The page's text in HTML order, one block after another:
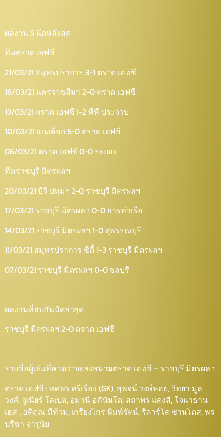
ผลงาน 5 นัดหลังสุด
ทีมตราด เอฟซี
21/03/21 สมุทรปราการ 3-1 ตราด เอฟซี
18/03/21 นครราชสีมา 2-0 ตราด เอฟซี
13/03/21 ตราด เอฟซี 1-2 พีที ประจวบ
10/03/21 แบงค็อก 5-0 ตราด เอฟซี
06/03/21 ตราด เอฟซี 0-0 ระยอง
ทีมราชบุรี มิตรผลฯ
20/03/21 บีจี ปทุมฯ 2-0 ราชบุรี มิตรผลฯ
17/03/21 ราชบุรี มิตรผลฯ 0-0 การท่าเรือ
14/03/21 ราชบุรี มิตรผลฯ 1-0 สุพรรณบุรี
11/03/21 สมุทรปราการ ซิตี้ 1-3 ราชบุรี มิตรผลฯ
07/03/21 ราชบุรี มิตรผลฯ 0-0 ชลบุรี
ผลงานที่พบกันนัดล่าสุด
ราชบุรี มิตรผลฯ 2-0 ตราด เอฟซี
รายชื่อผู้เล่นที่คาดว่าจะลงสนามตราด เอฟซี – ราชบุรี มิตรผลฯ
ตราด เอฟซี : ทศพร ศรีเรือง (GK), สุพจน์ วงษ์หอย, วิทยา มูล
วงศ์, จูเนียร์ โลเปส, อมานี อกีนันโด, สถาพร แดงสี, โจนาธาน
เฮส , อติคุณ มีท้วม, เกรียงไกร พิมพ์รัตน์, ริคาร์โด ซานโตส, พร
ปรีชา จารุนัย